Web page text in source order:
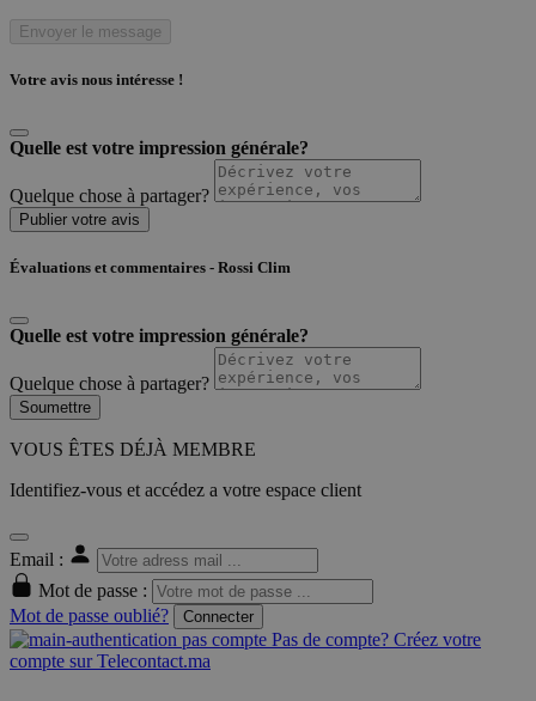
Envoyer le message
Votre avis nous intéresse !
Quelle est votre impression générale?
Quelque chose à partager?
Publier votre avis
Évaluations et commentaires - Rossi Clim
Quelle est votre impression générale?
Quelque chose à partager?
Soumettre
VOUS ÊTES DÉJÀ MEMBRE
Identifiez-vous et accédez a votre espace client
Email :
Mot de passe :
Mot de passe oublié?
Connecter
Pas de compte? Créez votre
compte sur Telecontact.ma